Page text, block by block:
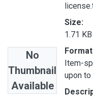
No
Thumbnail
Available
Size:
1.71 KB
Item-
upon